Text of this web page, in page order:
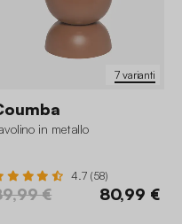
7 varianti
in metallo
4.7 (58)
€ 80,99 €